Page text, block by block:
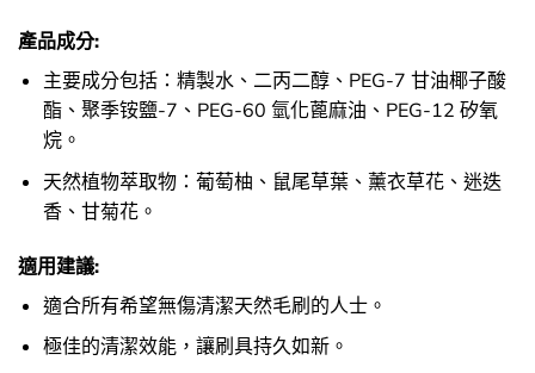
產品成分:
主要成分包括：精製水、二丙二醇、PEG-7 甘油椰子酸
酯、聚季铵鹽-7、PEG-60 氫化蓖麻油、PEG-12 矽氧
烷。
天然植物萃取物：葡萄柚、鼠尾草葉、薰衣草花、迷迭
香、甘菊花。
適用建議:
適合所有希望無傷清潔天然毛刷的人士。
極佳的清潔效能，讓刷具持久如新。